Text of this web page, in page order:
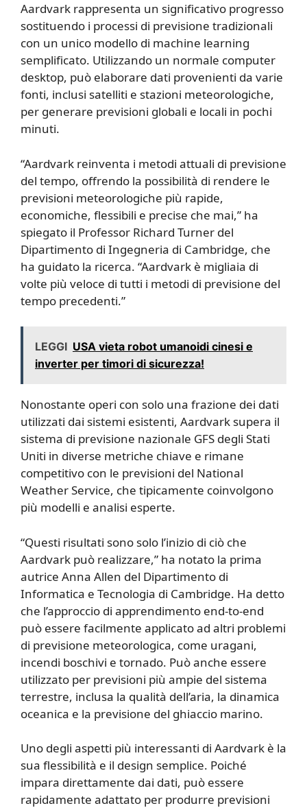
Aardvark rappresenta un significativo progresso
sostituendo i processi di previsione tradizionali
con un unico modello di machine learning
semplificato. Utilizzando un normale computer
desktop, può elaborare dati provenienti da varie
fonti, inclusi satelliti e stazioni meteorologiche,
per generare previsioni globali e locali in pochi
minuti.
“Aardvark reinventa i metodi attuali di previsione
del tempo, offrendo la possibilità di rendere le
previsioni meteorologiche più rapide,
economiche, flessibili e precise che mai,” ha
spiegato il Professor Richard Turner del
Dipartimento di Ingegneria di Cambridge, che
ha guidato la ricerca. “Aardvark è migliaia di
volte più veloce di tutti i metodi di previsione del
tempo precedenti.”
LEGGI USA vieta robot umanoidi cinesi e
inverter per timori di sicurezza!
Nonostante operi con solo una frazione dei dati
utilizzati dai sistemi esistenti, Aardvark supera il
sistema di previsione nazionale GFS degli Stati
Uniti in diverse metriche chiave e rimane
competitivo con le previsioni del National
Weather Service, che tipicamente coinvolgono
più modelli e analisi esperte.
“Questi risultati sono solo l’inizio di ciò che
Aardvark può realizzare,” ha notato la prima
autrice Anna Allen del Dipartimento di
Informatica e Tecnologia di Cambridge. Ha detto
che l’approccio di apprendimento end-to-end
può essere facilmente applicato ad altri problemi
di previsione meteorologica, come uragani,
incendi boschivi e tornado. Può anche essere
utilizzato per previsioni più ampie del sistema
terrestre, inclusa la qualità dell’aria, la dinamica
oceanica e la previsione del ghiaccio marino.
Uno degli aspetti più interessanti di Aardvark è la
sua flessibilità e il design semplice. Poiché
impara direttamente dai dati, può essere
rapidamente adattato per produrre previsioni